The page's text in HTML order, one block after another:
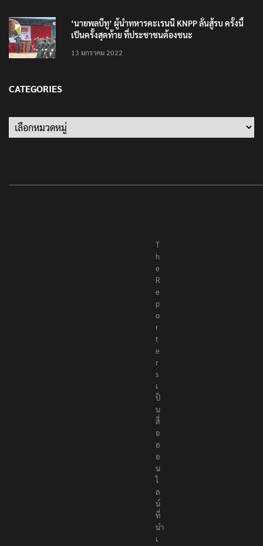
‘นายพลบีทู’ ผู้นำทหารคะเรนนี KNPP ลั่นสู้รบ ครั้งนี้
เป็นครั้งสุดท้าย ที่ประชาชนต้องชนะ
13 มกราคม 2022
CATEGORIES
Categories
T
h
e
R
e
p
o
r
t
e
r
s
เ
ป็
น
สื่
อ
อ
อ
น
ไ
ล
น์
ที่
นำ
เ